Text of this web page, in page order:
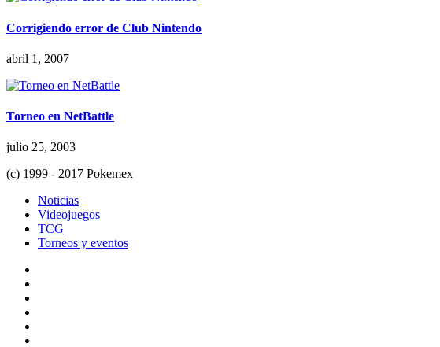
Corrigiendo error de Club Nintendo
abril 1, 2007
Torneo en NetBattle
julio 25, 2003
(c) 1999 - 2017 Pokemex
Noticias
Videojuegos
TCG
Torneos y eventos